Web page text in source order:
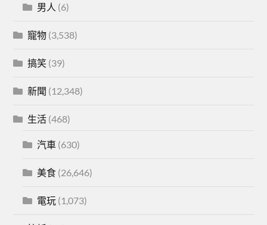
男人 (6)
寵物 (3,538)
搞笑 (39)
新聞 (12,348)
生活 (468)
汽車 (630)
美食 (26,646)
電玩 (1,073)